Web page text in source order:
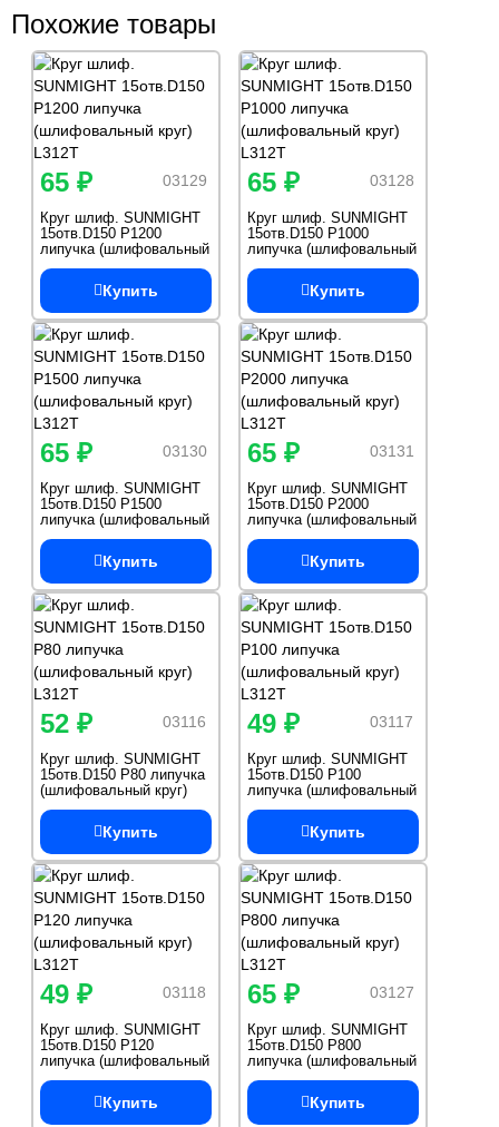
Похожие товары
03129
65 ₽
Круг шлиф. SUNMIGHT
15отв.D150 Р1200
липучка (шлифовальный
круг) L312T
Купить
03128
65 ₽
Круг шлиф. SUNMIGHT
15отв.D150 Р1000
липучка (шлифовальный
круг) L312T
Купить
03130
65 ₽
Круг шлиф. SUNMIGHT
15отв.D150 Р1500
липучка (шлифовальный
круг) L312T
Купить
03131
65 ₽
Круг шлиф. SUNMIGHT
15отв.D150 Р2000
липучка (шлифовальный
круг) L312T
Купить
03116
52 ₽
Круг шлиф. SUNMIGHT
15отв.D150 P80 липучка
(шлифовальный круг)
L312T
Купить
03117
49 ₽
Круг шлиф. SUNMIGHT
15отв.D150 Р100
липучка (шлифовальный
круг) L312T
Купить
03118
49 ₽
Круг шлиф. SUNMIGHT
15отв.D150 Р120
липучка (шлифовальный
круг) L312T
Купить
03127
65 ₽
Круг шлиф. SUNMIGHT
15отв.D150 Р800
липучка (шлифовальный
круг) L312T
Купить